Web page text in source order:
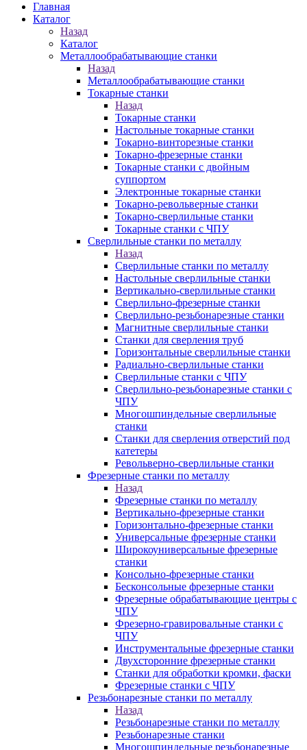
Главная
Каталог
Назад
Каталог
Металлообрабатывающие станки
Назад
Металлообрабатывающие станки
Токарные станки
Назад
Токарные станки
Настольные токарные станки
Токарно-винторезные станки
Токарно-фрезерные станки
Токарные станки с двойным
суппортом
Электронные токарные станки
Токарно-револьверные станки
Токарно-сверлильные станки
Токарные станки с ЧПУ
Сверлильные станки по металлу
Назад
Сверлильные станки по металлу
Настольные сверлильные станки
Вертикально-сверлильные станки
Сверлильно-фрезерные станки
Сверлильно-резьбонарезные станки
Магнитные сверлильные станки
Станки для сверления труб
Горизонтальные сверлильные станки
Радиально-сверлильные станки
Сверлильные станки с ЧПУ
Сверлильно-резьбонарезные станки с
ЧПУ
Многошпиндельные сверлильные
станки
Станки для сверления отверстий под
катетеры
Револьверно-сверлильные станки
Фрезерные станки по металлу
Назад
Фрезерные станки по металлу
Вертикально-фрезерные станки
Горизонтально-фрезерные станки
Универсальные фрезерные станки
Широкоуниверсальные фрезерные
станки
Консольно-фрезерные станки
Бесконсольные фрезерные станки
Фрезерные обрабатывающие центры с
ЧПУ
Фрезерно-гравировальные станки с
ЧПУ
Инструментальные фрезерные станки
Двухсторонние фрезерные станки
Станки для обработки кромки, фаски
Фрезерные станки с ЧПУ
Резьбонарезные станки по металлу
Назад
Резьбонарезные станки по металлу
Резьбонарезные станки
Многошпиндельные резьбонарезные